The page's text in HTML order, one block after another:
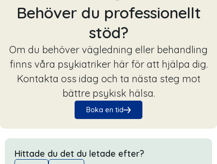
Behöver du professionellt
stöd?
Om du behöver vägledning eller behandling
finns våra psykiatriker här för att hjälpa dig.
Kontakta oss idag och ta nästa steg mot
bättre psykisk hälsa.
Boka en tid
Hittade du det du letade efter?